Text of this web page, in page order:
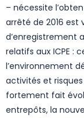
– nécessite
arrêté de 2016 est
d’enregistrement
relatifs aux ICPE :
l’environnement
activités et risques
fortement fait
entrepôts, la